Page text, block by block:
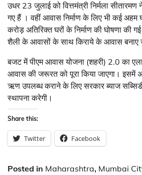
उधर 23 जुलाई को वित्तमंत्री निर्मला
गए हैं । वहीं आवास निर्माण के लिए भी कई अहम
करोड़ अतिरिक्त घरों के निर्माण की घोषणा
शैली के आवासों के साथ किराये के आवास बनाए
बजट में पीएम आवास योजना (शहरी) 2.0 का
आवास की जरूरत को पूरा किया जाएगा। इसमें
ऋण उपलब्ध कराने के लिए सरकार ब्याज
स्थापना करेगी।
Share this:
Twitter Facebook
Posted in Maharashtra, Mumbai